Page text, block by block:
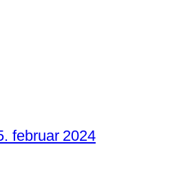
februar 2024